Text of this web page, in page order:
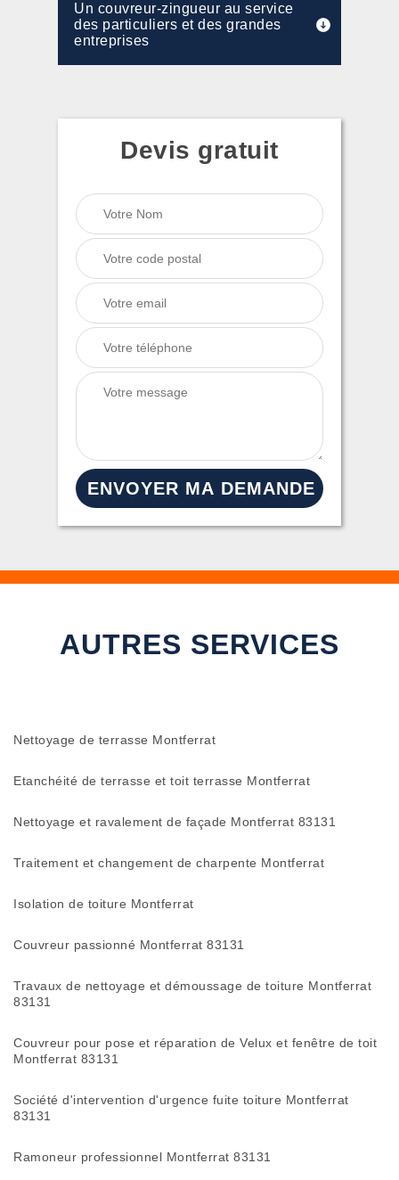
Un couvreur-zingueur au service
des particuliers et des grandes
entreprises
Devis gratuit
AUTRES SERVICES
Nettoyage de terrasse Montferrat
Etanchéité de terrasse et toit terrasse Montferrat
Nettoyage et ravalement de façade Montferrat 83131
Traitement et changement de charpente Montferrat
Isolation de toiture Montferrat
Couvreur passionné Montferrat 83131
Travaux de nettoyage et démoussage de toiture Montferrat
83131
Couvreur pour pose et réparation de Velux et fenêtre de toit
Montferrat 83131
Société d'intervention d'urgence fuite toiture Montferrat
83131
Ramoneur professionnel Montferrat 83131